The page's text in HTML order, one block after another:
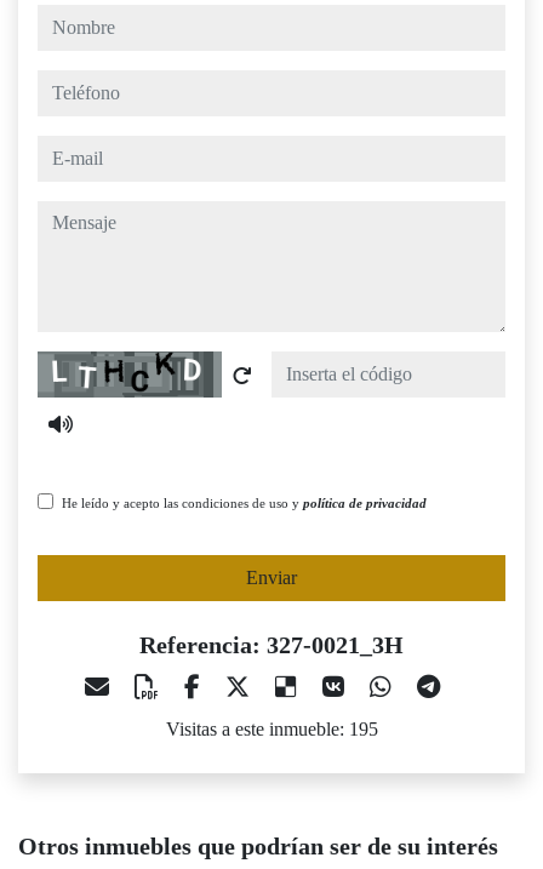
nombre
teléfono
e-mail
mensaje
Captcha
He leído y acepto las condiciones de uso y política de privacidad
Enviar
Referencia: 327-0021_3H
Visitas a este inmueble: 195
Otros inmuebles que podrían ser de su interés